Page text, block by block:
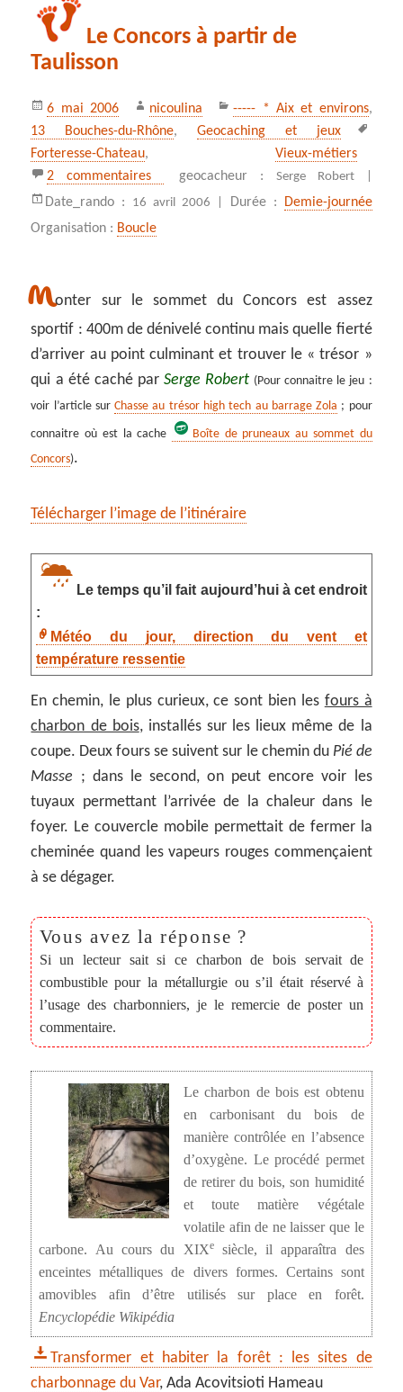
Le Concors à partir de
Taulisson
Publié
le
6 mai 2006 Auteur
nicoulina Catégories
----- * Aix et environs,
13 Bouches-du-Rhône,Geocaching et jeux
Forteresse-Chateau,Vieux-métiers
2 commentaires
sur Le Concors à partir de Taulisson
geocacheur : Serge Robert |
Date_rando : 16 avril 2006 | Durée : Demie-journée
Organisation : Boucle
Monter sur le sommet du Concors est assez
sportif : 400m de dénivelé continu mais quelle fierté
d’arriver au point culminant et trouver le « trésor »
qui a été caché par Serge Robert (Pour connaitre le jeu :
voir l’article surChasse au trésor high tech au barrage Zola ; pour
connaitre où est la cache
Boîte de pruneaux au sommet du
Concors).
Télécharger l’image de l’itinéraire
Le temps qu’il fait aujourd’hui à cet endroit
:
Météo du jour, direction du vent et
température ressentie
En chemin, le plus curieux, ce sont bien les fours à
charbon de bois, installés sur les lieux même de la
coupe. Deux fours se suivent sur le chemin du Pié de
Masse ; dans le second, on peut encore voir les
tuyaux permettant l’arrivée de la chaleur dans le
foyer. Le couvercle mobile permettait de fermer la
cheminée quand les vapeurs rouges commençaient
à se dégager.
Si un lecteur sait si ce charbon de bois servait de
combustible pour la métallurgie ou s’il était réservé à
l’usage des charbonniers, je le remercie de poster un
commentaire.
Le charbon de bois est obtenu
en carbonisant du bois de
manière contrôlée en l’absence
d’oxygène. Le procédé permet
de retirer du bois, son humidité
et toute matière végétale
volatile afin de ne laisser que le
carbone. Au cours du XIXesiècle, il apparaîtra des
enceintes métalliques de divers formes. Certains sont
amovibles afin d’être utilisés sur place en forêt.
Encyclopédie Wikipédia
Transformer et habiter la forêt : les sites de
charbonnage du Var, Ada Acovitsioti Hameau